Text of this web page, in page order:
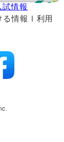
試情報
る情報Ⅰ利用